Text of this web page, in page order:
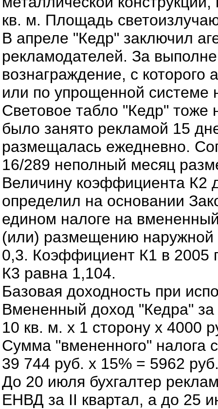
кв. м. Площадь
В апреле "Кедр" заключил
рекламодателей. За
вознаграждение, с
или по упрощенной системе
Световое табло "Кедр" тоже
было занято рекламой 15
размещалась ежедневно.
16/289 неполный месяц
Величину коэффициента К2
определил на основании
едином налоге на
(или) размещению наружной
0,3. Коэффициент К1 в 2005
К3 равна 1,104.
Базовая доходность при
Вмененный доход "Кедра" за
10 кв. м. х 1 сторону х 4000
Сумма "вмененного" налога
39 744 руб. х 15% = 5962
До 20 июля бухгалтер
ЕНВД за II квартал, а до 25